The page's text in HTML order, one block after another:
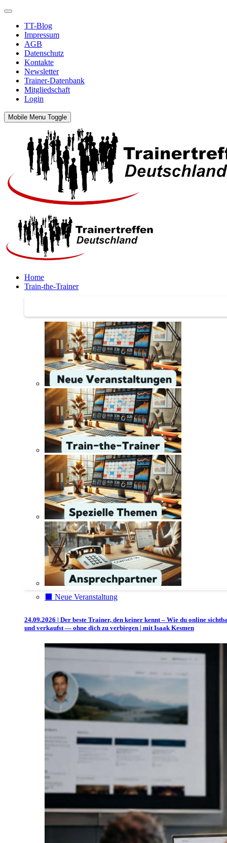
TT-Blog
Impressum
AGB
Datenschutz
Kontakte
Newsletter
Trainer-Datenbank
Mitgliedschaft
Login
Mobile Menu Toggle
Home
Train-the-Trainer
⬛️ Neue Veranstaltung
24.09.2026 | Der beste Trainer, den keiner kennt – Wie du online
und verkaufst — ohne dich zu verbiegen | mit Isaak Kesmen